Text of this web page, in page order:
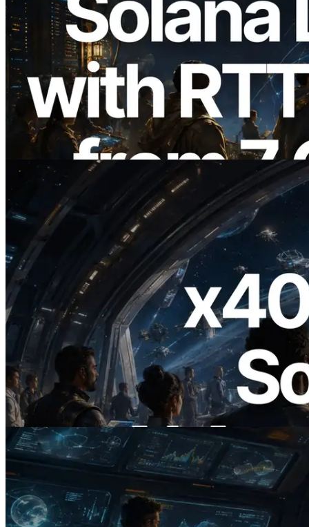
2026.08.05
ERPC erweitert Solana Leader Slot API
um Ping-Messung aus 7 globalen
Regionen — Validators Information API
ebenfalls gestartet
Lesen Sie diesen Artikel
2026.07.04
ERPC startet x402-fähige Solana RPC —
Der Beginn einer Ära, in der KI-Agenten
APIs bei Bedarf bezahlen
Lesen Sie diesen Artikel